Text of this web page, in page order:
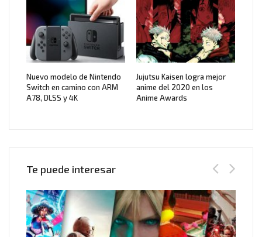
Nuevo modelo de Nintendo
Switch en camino con ARM
A78, DLSS y 4K
Jujutsu Kaisen logra mejor
anime del 2020 en los
Anime Awards
Te puede interesar